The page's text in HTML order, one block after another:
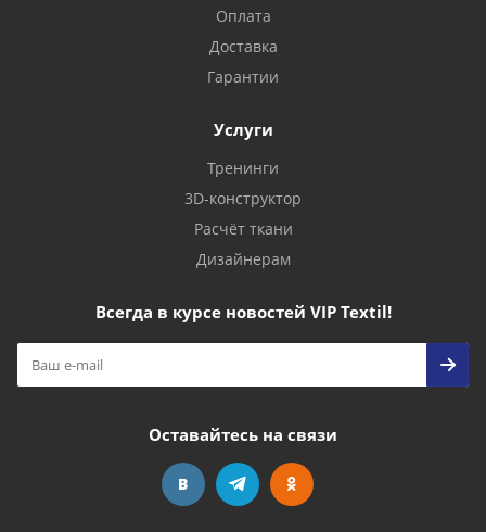
Оплата
Доставка
Гарантии
Услуги
Тренинги
3D-конструктор
Расчёт ткани
Дизайнерам
Всегда в курсе новостей VIP Textil!
Оставайтесь на связи